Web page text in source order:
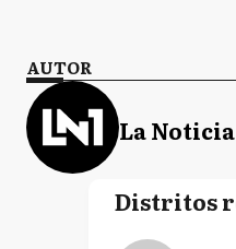
AUTOR
La Noticia
Distritos